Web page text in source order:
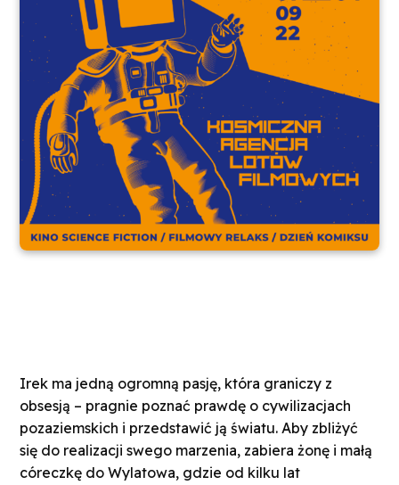
Irek ma jedną ogromną pasję, która graniczy z
obsesją – pragnie poznać prawdę o cywilizacjach
pozaziemskich i przedstawić ją światu. Aby zbliżyć
się do realizacji swego marzenia, zabiera żonę i małą
córeczkę do Wylatowa, gdzie od kilku lat